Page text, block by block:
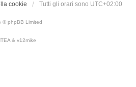
cookie Tutti gli orari sono UTC+02:00
© phpBB Limited
& v12mike